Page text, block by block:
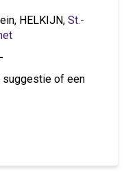
HELKIJN, St.-
suggestie of een